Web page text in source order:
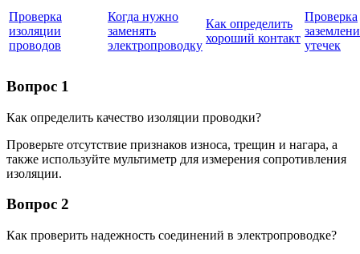
Проверка
изоляции
проводов
Когда нужно
заменять
электропроводку
Как определить
хороший контакт
Проверка
утечек
Вопрос 1
Как определить качество изоляции проводки?
Проверьте отсутствие признаков износа, трещин и нагара, а
также используйте мультиметр для измерения сопротивления
изоляции.
Вопрос 2
Как проверить надежность соединений в электропроводке?